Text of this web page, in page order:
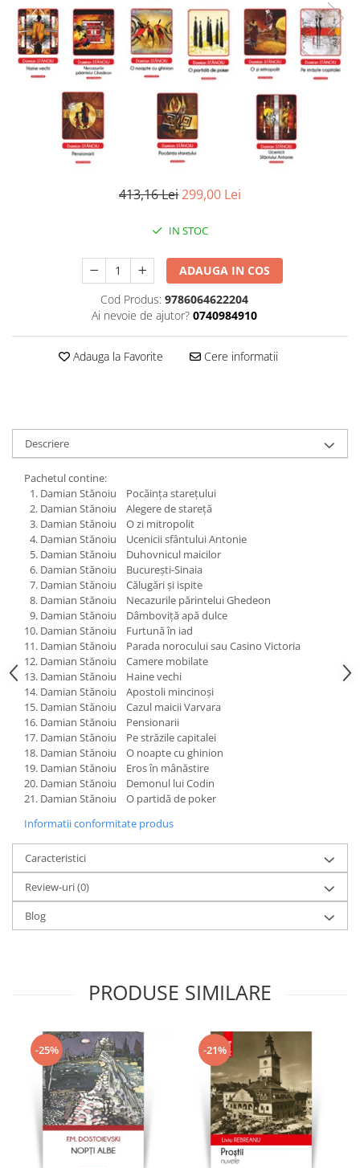
Literatura
Clasica
Contemporana
Moderna
Universala
Universala
Non-fictiune
Publicistica / Reportaje / Interviuri
Sociologie si filozofie
413,16 Lei299,00 Lei
IN STOC
ADAUGA IN COS
Cod Produs: 9786064622204
Ai nevoie de ajutor? 0740984910
Adauga la Favorite Cere informatii
Descriere
Pachetul contine:
Damian Stănoiu Pocăința starețului
Damian Stănoiu Alegere de stareță
Damian Stănoiu O zi mitropolit
Damian Stănoiu Ucenicii sfântului Antonie
Damian Stănoiu Duhovnicul maicilor
Damian Stănoiu Bucureşti-Sinaia
Damian Stănoiu Călugări şi ispite
Damian Stănoiu Necazurile părintelui Ghedeon
Damian Stănoiu Dâmboviţă apă dulce
Damian Stănoiu Furtună în iad
Damian Stănoiu Parada norocului sau Casino Victoria
Damian Stănoiu Camere mobilate
Damian Stănoiu Haine vechi
Damian Stănoiu Apostoli mincinoși
Damian Stănoiu Cazul maicii Varvara
Damian Stănoiu Pensionarii
Damian Stănoiu Pe străzile capitalei
Damian Stănoiu O noapte cu ghinion
Damian Stănoiu Eros în mânăstire
Damian Stănoiu Demonul lui Codin
Damian Stănoiu O partidă de poker
Informatii conformitate produs
Caracteristici
Review-uri(0)
Blog
PRODUSE SIMILARE
-25% -21%